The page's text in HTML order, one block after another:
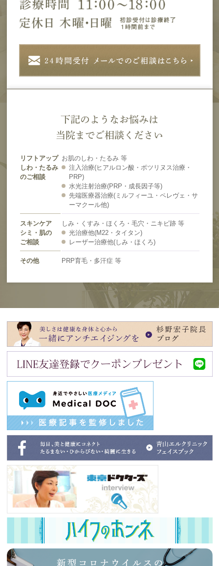
下記のようなお悩みは
当院までご相談ください
リフトアップ
しわ・たるみ
のご相談
お肌のしわ・たるみ 等
注入治療(ヒアルロン酸・ボツリヌス治療・
PRP)
水光注射治療(PRP・成長因子等)
先端医療器治療(ミルフィーユ・ペレヴェ・サ
ーマクール他)
スキンケア
シミ・肌の
ご相談
しみ・くすみ・ほくろ・毛穴・ニキビ跡 等
光治療他(M22・タイタン)
レーザー治療他(しみ・ほくろ)
その他 PRP育毛・多汗症 等